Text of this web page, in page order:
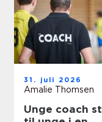
31. juli 2026
Amalie Thomsen
Unge coach støtte